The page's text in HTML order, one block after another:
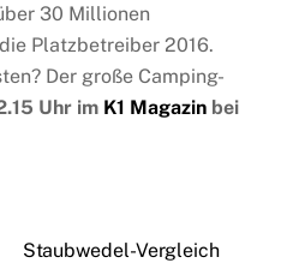
30 Millionen
Platzbetreiber 2016.
Der große Camping-
Uhr im K1 Magazin bei
Staubwedel-Vergleich